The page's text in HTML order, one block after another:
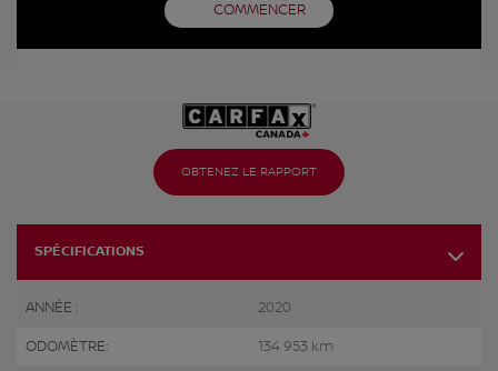
OBTENEZ LE RAPPORT
SPÉCIFICATIONS
ANNÉE : 2020
ODOMÈTRE: 134 953 km
COMMENCER